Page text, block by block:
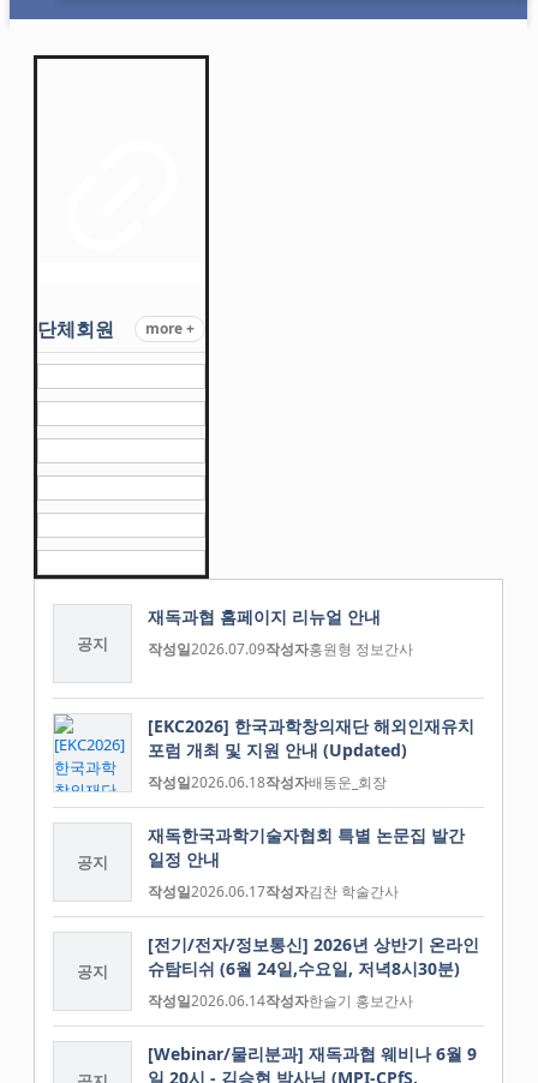
단체회원 more +
공지
재독과협 홈페이지 리뉴얼 안내
작성일2026.07.09작성자홍원형 정보간사
[EKC2026] 한국과학창의재단 해외인재유치
포럼 개최 및 지원 안내 (Updated)
작성일2026.06.18작성자배동운_회장
공지
재독한국과학기술자협회 특별 논문집 발간
일정 안내
작성일2026.06.17작성자김찬 학술간사
공지
[전기/전자/정보통신] 2026년 상반기 온라인
슈탐티쉬 (6월 24일,수요일, 저녁8시30분)
작성일2026.06.14작성자한슬기 홍보간사
[Webinar/물리분과] 재독과협 웨비나 6월 9
일 20시 - 김승현 박사님 (MPI-CPfS,